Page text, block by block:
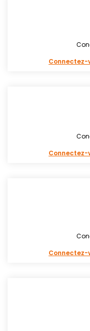
Connectez-
Connectez-
Connectez-